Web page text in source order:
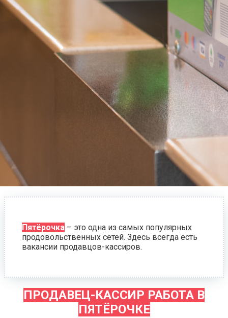
Пятёрочка – это одна из самых популярных
продовольственных сетей. Здесь всегда есть
вакансии продавцов-кассиров.
ПРОДАВЕЦ-КАССИР РАБОТА В
ПЯТЁРОЧКЕ